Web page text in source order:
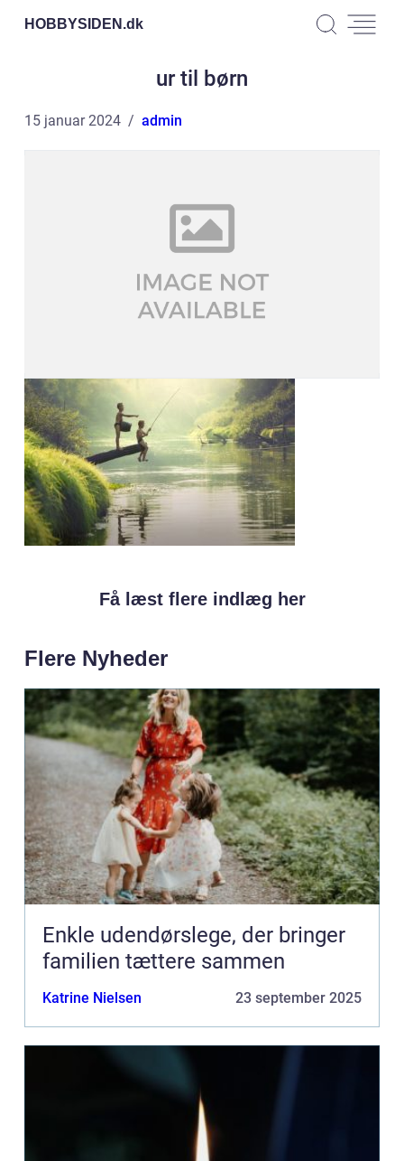
HOBBYSIDEN.dk
ur til børn
15 januar 2024 admin
Få læst flere indlæg her
Flere Nyheder
Enkle udendørslege, der bringer
familien tættere sammen
Katrine Nielsen 23 september 2025